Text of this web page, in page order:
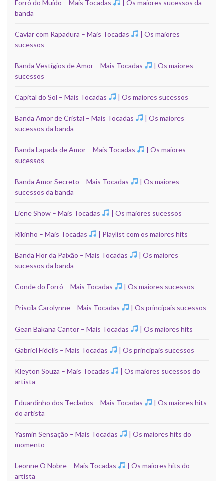
Forró do Muído – Mais Tocadas
| Os maiores sucessos da
banda
Caviar com Rapadura – Mais Tocadas
| Os maiores
sucessos
Banda Vestígios de Amor – Mais Tocadas
| Os maiores
sucessos
Capital do Sol – Mais Tocadas | Os maiores sucessos
Banda Amor de Cristal – Mais Tocadas
| Os maiores
sucessos da banda
Banda Lapada de Amor – Mais Tocadas
| Os maiores
sucessos
Banda Amor Secreto – Mais Tocadas
| Os maiores
sucessos da banda
Liene Show – Mais Tocadas | Os maiores sucessos
Rikinho – Mais Tocadas | Playlist com os maiores hits
Banda Flor da Paixão – Mais Tocadas
| Os maiores
sucessos da banda
Conde do Forró – Mais Tocadas | Os maiores sucessos
Priscila Carolynne – Mais Tocadas | Os principais sucessos
Gean Bakana Cantor – Mais Tocadas | Os maiores hits
Gabriel Fidelis – Mais Tocadas | Os principais sucessos
Kleyton Souza – Mais Tocadas
| Os maiores sucessos do
artista
Eduardinho dos Teclados – Mais Tocadas
| Os maiores hits
do artista
Yasmin Sensação – Mais Tocadas
| Os maiores hits do
momento
Leonne O Nobre – Mais Tocadas
| Os maiores hits do
artista